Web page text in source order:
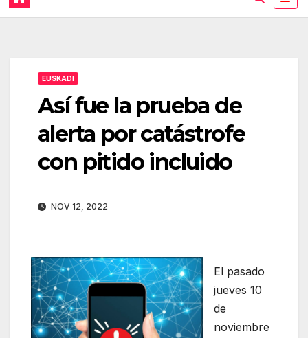
EUSKADI
Así fue la prueba de
alerta por catástrofe
con pitido incluido
NOV 12, 2022
El pasado
jueves 10
de
noviembre